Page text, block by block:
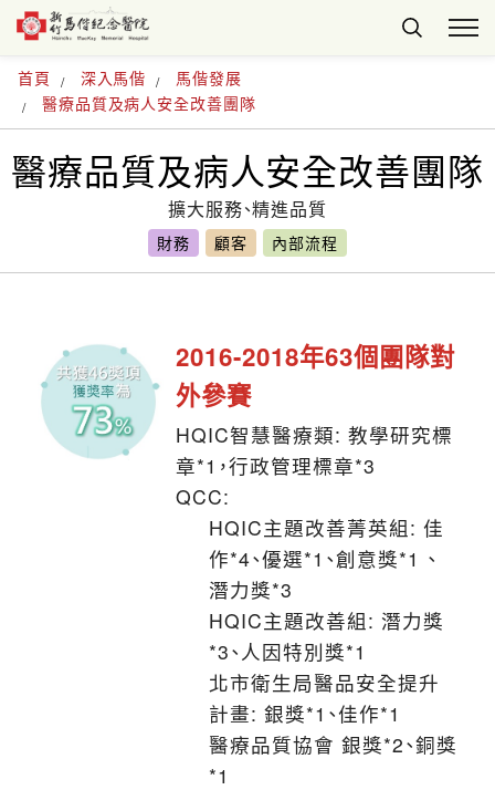
首頁 深入馬偕
馬偕發展
醫療品質及病人安全改善團隊
醫療品質及病人安全改善團隊
擴大服務、精進品質
財務 顧客 內部流程
2016-2018年63個團隊對
外參賽
HQIC智慧醫療類: 教學研究標
章*1，行政管理標章*3
QCC:
HQIC主題改善菁英組: 佳
作*4、優選*1、創意獎*1 、
潛力獎*3
HQIC主題改善組: 潛力獎
*3、人因特別獎*1
北市衛生局醫品安全提升
計畫: 銀獎*1、佳作*1
醫療品質協會 銀獎*2、銅獎
*1